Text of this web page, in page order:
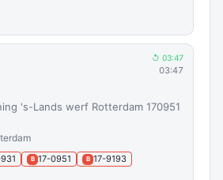
↺ 03:47
03:47
's-Lands werf Rotterdam 170951
B 17-0951 B 17-9193